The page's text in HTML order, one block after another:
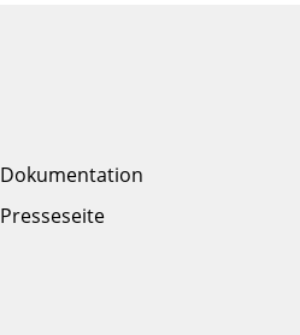
Dokumentation
Presseseite